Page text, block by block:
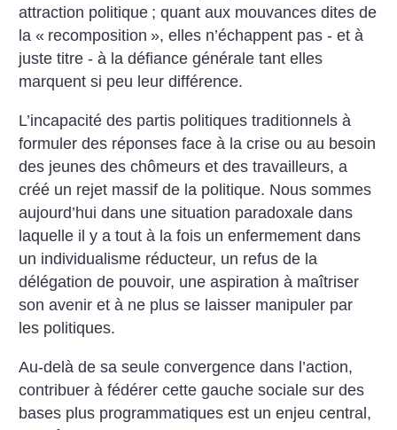
attraction politique ; quant aux mouvances dites de
la « recomposition », elles n’échappent pas - et à
juste titre - à la défiance générale tant elles
marquent si peu leur différence.
L’incapacité des partis politiques traditionnels à
formuler des réponses face à la crise ou au besoin
des jeunes des chômeurs et des travailleurs, a
créé un rejet massif de la politique. Nous sommes
aujourd’hui dans une situation paradoxale dans
laquelle il y a tout à la fois un enfermement dans
un individualisme réducteur, un refus de la
délégation de pouvoir, une aspiration à maîtriser
son avenir et à ne plus se laisser manipuler par
les politiques.
Au-delà de sa seule convergence dans l’action,
contribuer à fédérer cette gauche sociale sur des
bases plus programmatiques est un enjeu central,